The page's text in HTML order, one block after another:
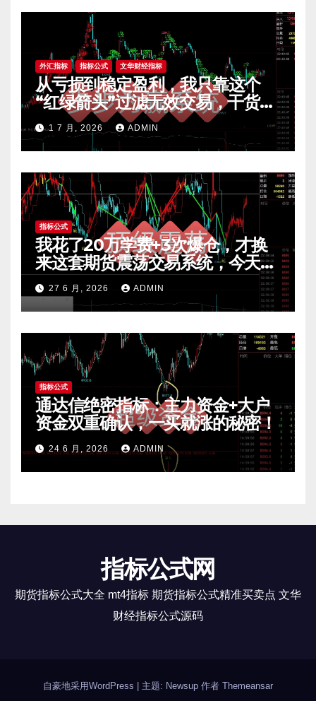
外汇指标 指标公式 文华财经指标
从亏损到稳定盈利，我只靠这个
“红绿箭头”过滤无效交易，干货全
公开 mt4指标
1 7 月, 2026 ADMIN
指标公式
我花了20万学费+3次爆仓，才换
来这套期货震荡交易系统，今天免
费公开核心逻辑
27 6 月, 2026 ADMIN
指标公式
通达信绝密指标：主力资金+大户
资金双重确认，一买就涨的秘密！
24 6 月, 2026 ADMIN
指标公式网
期货指标公式大全 mt4指标 期货指标公式精准买卖点 文华
财经指标公式源码
自豪地采用WordPress | 主题: Newsup 作者 Themeansar